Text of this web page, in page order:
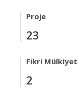
Proje
23
Fikri Mülkiyet
2